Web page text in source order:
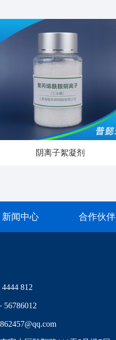
阴离子絮凝剂
新闻中心 合作伙伴
812
56786012